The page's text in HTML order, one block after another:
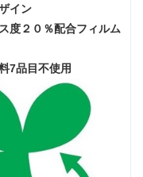
イン
度２０％配合フィルム
7品目不使用